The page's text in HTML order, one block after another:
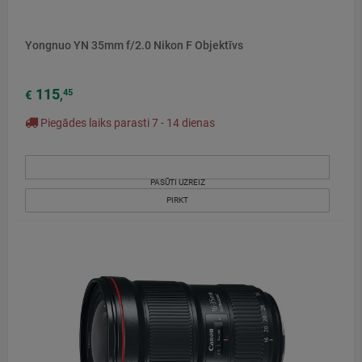
Yongnuo YN 35mm f/2.0 Nikon F Objektīvs
€ 115,45
Piegādes laiks parasti 7 - 14 dienas
PASŪTI UZREIZ
PIRKT